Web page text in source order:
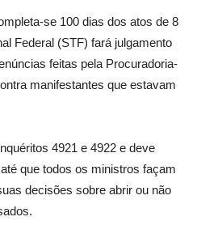
se 100 dias dos atos de 8
Federal (STF) fará julgamento
feitas pela Procuradoria-
manifestantes que estavam
4921 e 4922 e deve
que todos os ministros façam
decisões sobre abrir ou não